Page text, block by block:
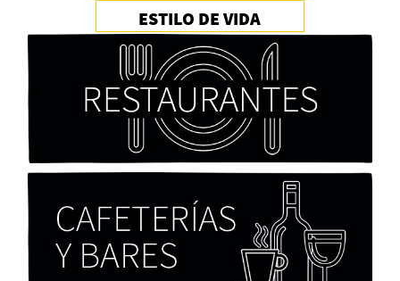
Cocaína Negra de Cristóbal Valenzuela Berríos
Paloma Pulisci
ESTILO DE VIDA